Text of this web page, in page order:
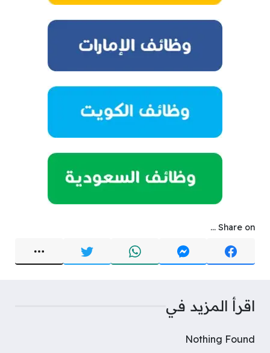
Share on ...
اقرأ المزيد في
Nothing Found